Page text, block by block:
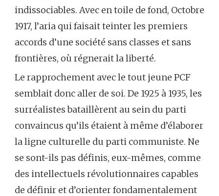
indissociables. Avec en toile de fond, Octobre
1917, l’aria qui faisait teinter les premiers
accords d’une société sans classes et sans
frontières, où régnerait la liberté.
Le rapprochement avec le tout jeune PCF
semblait donc aller de soi. De 1925 à 1935, les
surréalistes bataillèrent au sein du parti
convaincus qu’ils étaient à même d’élaborer
la ligne culturelle du parti communiste. Ne
se sont-ils pas définis, eux-mêmes, comme
des intellectuels révolutionnaires capables
de définir et d’orienter fondamentalement